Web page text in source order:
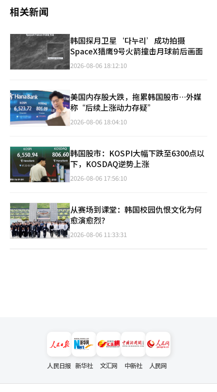
相关新闻
韩国探月卫星‘다누리’成功拍摄
SpaceX猎鹰9号火箭撞击月球前后画面
2026-08-06 18:12:10
美国内存股大跌，拖累韩国股市…外媒
称“后续上涨动力存疑”
2026-08-06 18:04:10
韩国股市：KOSPI大幅下跌至6300点以
下，KOSDAQ逆势上涨
2026-08-06 17:56:10
从赛场到课堂：韩国校园仇恨文化为何
愈演愈烈？
2026-08-06 11:33:31
人民日报 新华社 文汇网 中新社 人民网